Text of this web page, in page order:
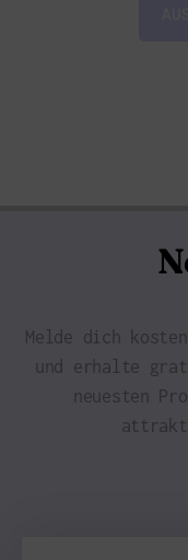
Melde dich
und erhalte
neuesten